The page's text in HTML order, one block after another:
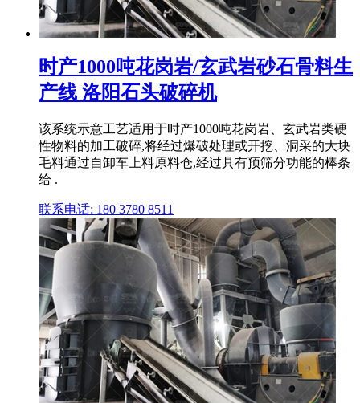
时产1000吨花岗岩/玄武岩砂石骨料生
产线 洛阳石头破碎机
该系统示意工艺适用于时产1000吨花岗岩、玄武岩类硬
性物料的加工破碎,将经过爆破处理或开挖、洞采的大块
毛料通过自卸车上料原料仓,经过具有预筛分功能的棒条
给 .
联系电话: 180 3780 8511